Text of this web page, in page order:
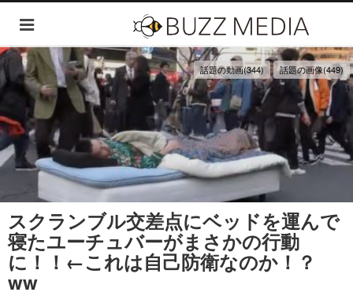
話題の動画(344) 話題の画像(449)
スクランブル交差点にベッドを運んで
寝たユーチュバーがまさかの行動
に！！←これは自己防衛なのか！？
ww